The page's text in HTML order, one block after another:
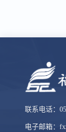
联系电话：
电子邮箱：